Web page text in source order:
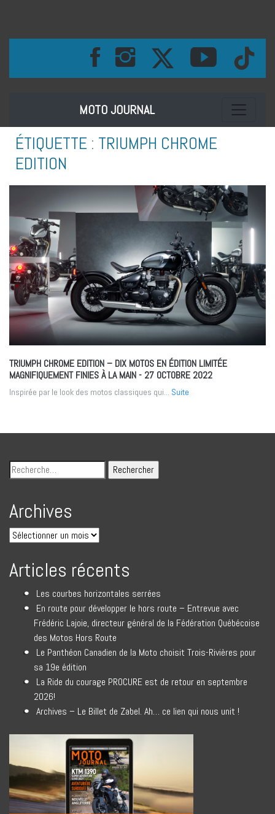
MOTO JOURNAL Toggle
ÉTIQUETTE : TRIUMPH CHROME
EDITION
TRIUMPH CHROME EDITION – DIX MOTOS EN ÉDITION LIMITÉE
MAGNIFIQUEMENT FINIES À LA MAIN- 27 OCTOBRE 2022
Inspirée par le look des motos classiques qui... Suite
Archives
Articles récents
Les courbes horizontales serrées
En route pour développer le hors route – Entrevue avec
Frédéric Lajoie, directeur général de la Fédération Québécoise
des Motos Hors Route
Le Panthéon Canadien de la Moto choisit Trois-Rivières pour
sa 19e édition
La Ride du courage PROCURE est de retour en septembre
2026!
Archives – Le Billet de Zabel. Ah… ce lien qui nous unit !